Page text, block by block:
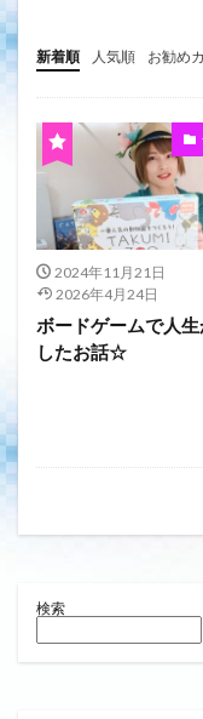
新着順 人気順 お勧め
未分類
2024年11月21日
2026年4月24日
ボードゲームで人
したお話☆
検索